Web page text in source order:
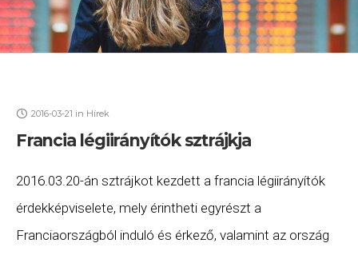
2016-03-21 in Hírek
Francia légiirányítók sztrájkja
2016.03.20-án sztrájkot kezdett a francia légiirányítók
érdekképviselete, mely érintheti egyrészt a
Franciaországból induló és érkező, valamint az ország